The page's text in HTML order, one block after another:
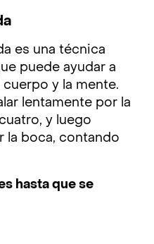
es una técnica
puede ayudar a
y la mente.
lentamente por la
y luego
la boca, contando
hasta que se